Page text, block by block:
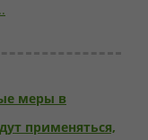
меры в
применяться,